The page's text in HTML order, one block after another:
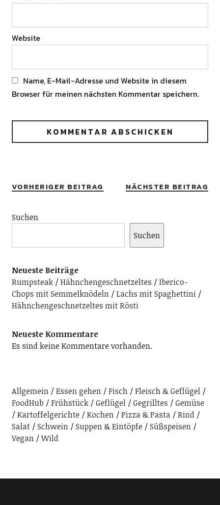
Website
Name, E-Mail-Adresse und Website in diesem
Browser für meinen nächsten Kommentar speichern.
VORHERIGER BEITRAG NÄCHSTER BEITRAG
Suchen
Suchen
Neueste Beiträge
Rumpsteak
Hähnchengeschnetzeltes
Iberico-
Chops mit Semmelknödeln
Lachs mit Spaghettini
Hähnchengeschnetzeltes mit Rösti
Neueste Kommentare
Es sind keine Kommentare vorhanden.
Allgemein Essen gehen Fisch
Fleisch & Geflügel
FoodHub
Frühstück Geflügel Gegrilltes
Gemüse
Kartoffelgerichte
Kochen Pizza & Pasta
Rind
Salat
Schwein Suppen & Eintöpfe
Süßspeisen
Vegan
Wild